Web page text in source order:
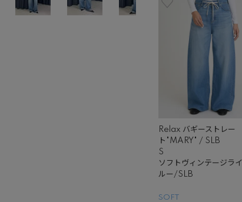
Relax バギーストレー
ト"MARY" / SLB
S
ソフトヴィンテージラ
ルー/SLB
SOFT